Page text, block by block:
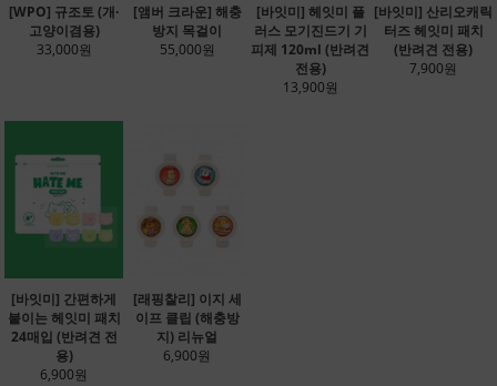
[WPO] 규조토 (개·
고양이겸용)
33,000원
[앰버 크라운] 해충
방지 목걸이
55,000원
[바잇미] 헤잇미 플
러스 모기진드기 기
피제 120ml (반려견
전용)
13,900원
[바잇미] 산리오캐릭
터즈 헤잇미 패치
(반려견 전용)
7,900원
[바잇미] 간편하게
붙이는 헤잇미 패치
24매입 (반려견 전
용)
6,900원
[래핑찰리] 이지 세
이프 클립 (해충방
지) 리뉴얼
6,900원